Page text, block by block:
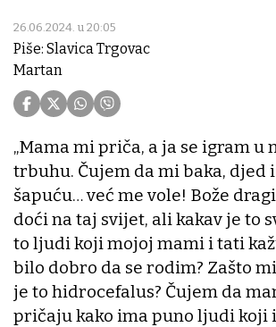
26.06.2024. u 20:05
Piše: Slavica Trgovac
Martan
„Mama mi priča, a ja se igram u
trbuhu. Čujem da mi baka, djed
šapuću… već me vole! Bože
doći na taj svijet, ali kakav je to
to ljudi koji mojoj mami i tati
bilo dobro da se rodim? Zašto
je to hidrocefalus? Čujem da
pričaju kako ima puno ljudi koji